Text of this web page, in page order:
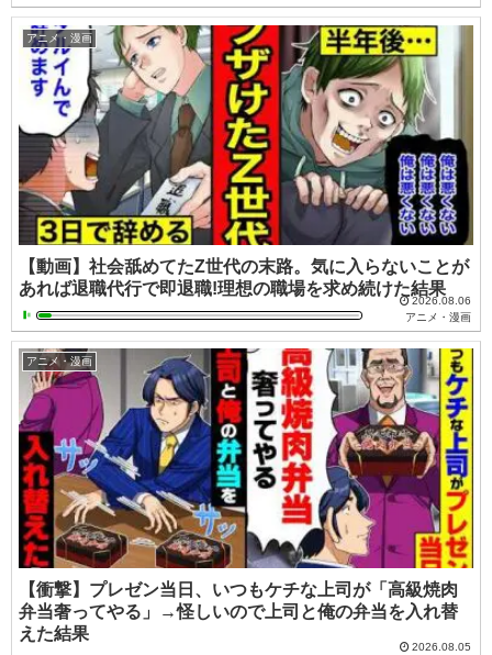
アニメ・漫画
【動画】社会舐めてたZ世代の末路。気に入らないことが
あれば退職代行で即退職!理想の職場を求め続けた結果
2026.08.06
アニメ・漫画
アニメ・漫画
【衝撃】プレゼン当日、いつもケチな上司が「高級焼肉
弁当奢ってやる」→怪しいので上司と俺の弁当を入れ替
えた結果
2026.08.05